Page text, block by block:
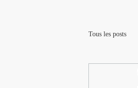
Tous les posts